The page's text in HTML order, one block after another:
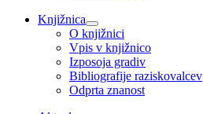
Knjižnica
O knjižnici
Vpis v knjižnico
Izposoja gradiv
Bibliografije raziskovalcev
Odprta znanost